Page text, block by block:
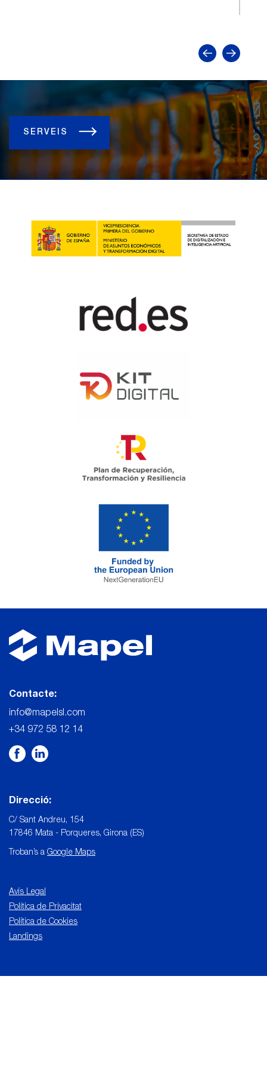
SERVEIS
Contacte:
info@mapelsl.com
+34 972 58 12 14
Direcció:
C/ Sant Andreu, 154
17846 Mata - Porqueres, Girona (ES)
Troban’s a Google Maps
Avís Legal
Política de Privacitat
Política de Cookies
Landings